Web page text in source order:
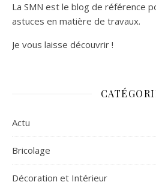
La SMN est le blog de référence
astuces en matière de travaux.
Je vous laisse découvrir !
Actu
Bricolage
Décoration et Intérieur